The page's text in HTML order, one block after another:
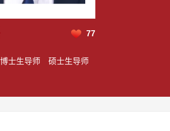
77
士生导师 硕士生导师